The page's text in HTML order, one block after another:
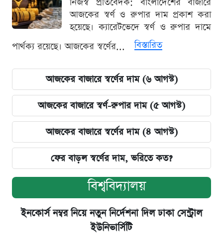
আজকের স্বর্ণ ও রুপার দাম প্রকাশ করা
হয়েছে। ক্যারেটভেদে স্বর্ণ ও রুপার দামে
পার্থক্য রয়েছে। আজকের স্বর্ণের...
বিস্তারিত
আজকের বাজারে স্বর্ণের দাম (৬ আগস্ট)
আজকের বাজারে স্বর্ণ-রুপার দাম (৫ আগস্ট)
আজকের বাজারে স্বর্ণের দাম (৪ আগস্ট)
ফের বাড়ল স্বর্ণের দাম, ভরিতে কত?
বিশ্ববিদ্যালয়
ইনকোর্স নম্বর নিয়ে নতুন নির্দেশনা দিল ঢাকা সেন্ট্রাল
ইউনিভার্সিটি